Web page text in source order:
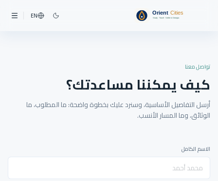
EN
تواصل معنا
كيف يمكننا مساعدتك؟
أرسل التفاصيل الأساسية، وسنرد عليك بخطوة واضحة: ما المطلوب، ما
الوثائق، وما المسار الأنسب.
الاسم الكامل